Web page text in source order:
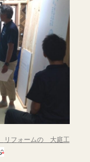
リフォームの 大庭工